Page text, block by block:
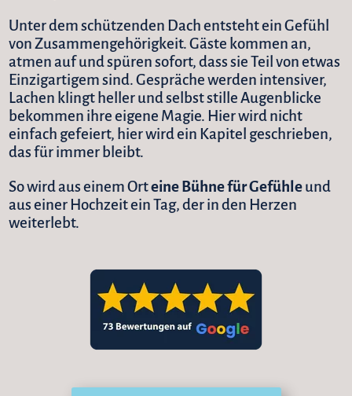
Unter dem schützenden Dach entsteht ein Gefühl
von Zusammengehörigkeit. Gäste kommen an,
atmen auf und spüren sofort, dass sie Teil von etwas
Einzigartigem sind. Gespräche werden intensiver,
Lachen klingt heller und selbst stille Augenblicke
bekommen ihre eigene Magie. Hier wird nicht
einfach gefeiert, hier wird ein Kapitel geschrieben,
das für immer bleibt.
So wird aus einem Orteine Bühne für Gefühleund
aus einer Hochzeit ein Tag, der in den Herzen
weiterlebt.